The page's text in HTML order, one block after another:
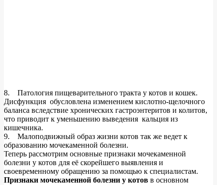
8. Патология пищеварительного тракта у котов и кошек.
Дисфункция обусловлена изменением кислотно-щелочного
баланса вследствие хронических гастроэнтеритов и колитов,
что приводит к уменьшению выведения кальция из
кишечника.
9. Малоподвижный образ жизни котов так же ведет к
образованию мочекаменной болезни.
Теперь рассмотрим основные признаки мочекаменной
болезни у котов для её скорейшего выявления и
своевременному обращению за помощью к специалистам.
Признаки мочекаменной болезни у котов в основном